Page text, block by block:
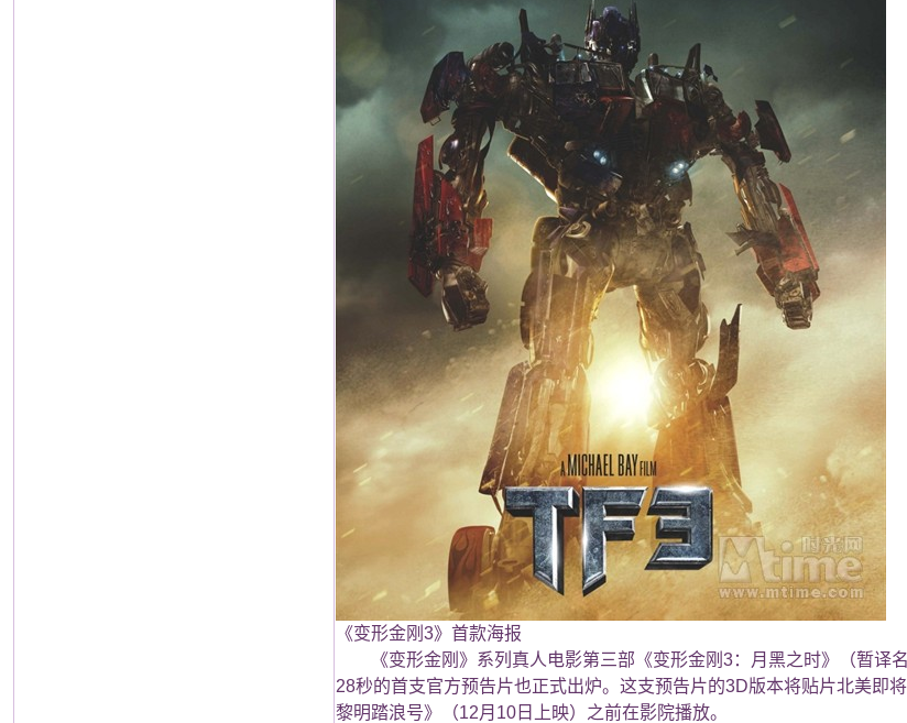
《变形金刚3》首款海报
《变形金刚》系列真人电影第三部《变形金刚3：月黑之时》（暂译
28秒的首支官方预告片也正式出炉。这支预告片的3D版本将贴片北美即
黎明踏浪号》（12月10日上映）之前在影院播放。